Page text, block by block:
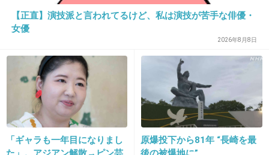
カーンチィ〜
セックスしよッ！！
+122 -8
【正直】演技派と言われてるけど、私は演技が苦手な俳優・
女優
2026年8月8日
「ギャラも一年目になりまし
た」。アジアン解散→ピン芸
原爆投下から81年 “長崎を最
後の被爆地に”